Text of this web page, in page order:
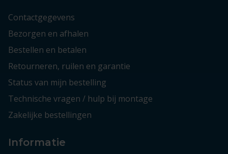
Contactgegevens
Bezorgen en afhalen
Bestellen en betalen
Retourneren, ruilen en garantie
Status van mijn bestelling
Technische vragen / hulp bij montage
Zakelijke bestellingen
Informatie